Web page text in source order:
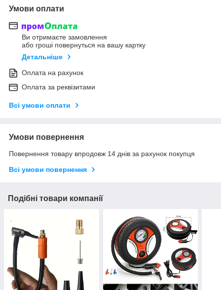
Умови оплати
Ви отримаєте замовлення
або гроші повернуться на вашу картку
Детальніше
Оплата на рахунок
Оплата за реквізитами
Всі умови оплати
Умови повернення
Повернення товару впродовж 14 днів за рахунок покупця
Всі умови повернення
Подібні товари компанії